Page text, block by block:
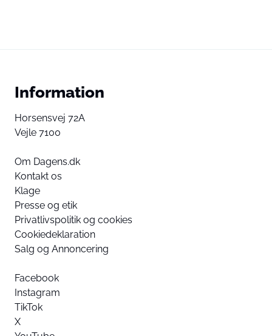
Information
Horsensvej 72A
Vejle 7100
Om Dagens.dk
Kontakt os
Klage
Presse og etik
Privatlivspolitik og cookies
Cookiedeklaration
Salg og Annoncering
Facebook
Instagram
TikTok
X